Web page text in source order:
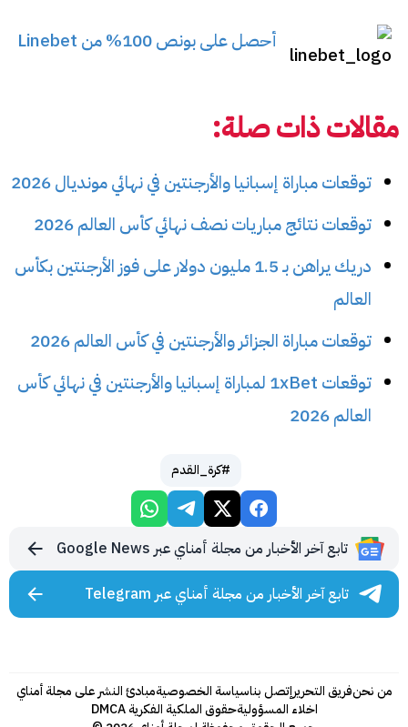
أحصل على بونص 100% من Linebet
مقالات ذات صلة:
توقعات مباراة إسبانيا والأرجنتين في نهائي مونديال 2026
توقعات نتائج مباريات نصف نهائي كأس العالم 2026
دريك يراهن بـ 1.5 مليون دولار على فوز الأرجنتين بكأس
العالم
توقعات مباراة الجزائر والأرجنتين في كأس العالم 2026
توقعات 1xBet لمباراة إسبانيا والأرجنتين في نهائي كأس
العالم 2026
#كرة_القدم
تابع آخر الأخبار من مجلة أمناي عبر Google News
تابع آخر الأخبار من مجلة أمناي عبر Telegram
من نحنفريق التحريرإتصل بناسياسة الخصوصيةمبادئ النشر على مجلة أمناي
اخلاء المسؤوليةحقوق الملكية الفكرية DMCA